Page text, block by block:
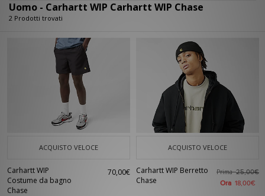
Uomo - Carhartt WIP Carhartt WIP Chase
2 Prodotti trovati
ACQUISTO VELOCE
Carhartt WIP
Costume da bagno
Chase
70,00€
ACQUISTO VELOCE
Carhartt WIP Berretto
Chase
Prima25,00€
Ora 18,00€